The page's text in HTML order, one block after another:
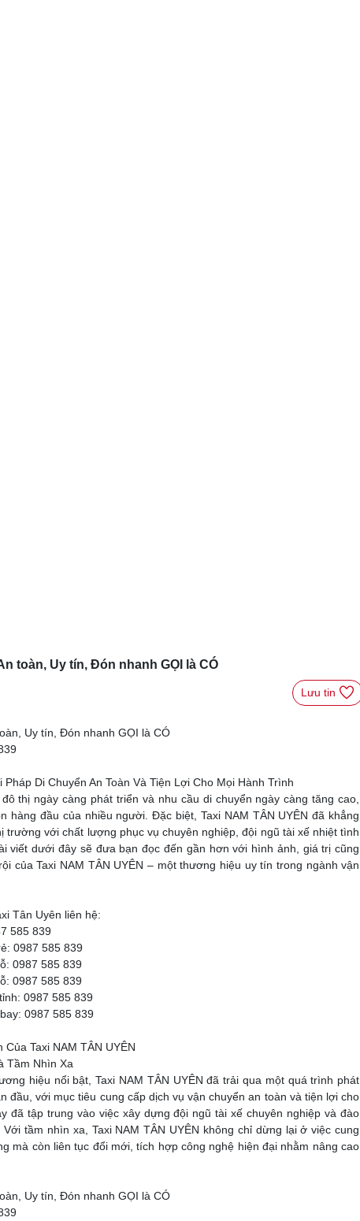
toàn, Uy tín, Đón nhanh GỌI là CÓ
Uy tín, Đón nhanh GỌI là CÓ
Pháp Di Chuyển An Toàn Và Tiện Lợi Cho Mọi Hành Trình
thị ngày càng phát triển và nhu cầu di chuyển ngày càng tăng cao,
hàng đầu của nhiều người. Đặc biệt, Taxi NAM TÂN UYÊN đã khẳng
trường với chất lượng phục vụ chuyên nghiệp, đội ngũ tài xế nhiệt tình
viết dưới đây sẽ đưa bạn đọc đến gần hơn với hình ảnh, giá trị cũng
của Taxi NAM TÂN UYÊN – một thương hiệu uy tín trong ngành vận
Tân Uyên liên hệ:
585 839
0987 585 839
0987 585 839
0987 585 839
0987 585 839
0987 585 839
Taxi NAM TÂN UYÊN
Tầm Nhìn Xa
hiệu nổi bật, Taxi NAM TÂN UYÊN đã trải qua một quá trình phát
đầu, với mục tiêu cung cấp dịch vụ vận chuyển an toàn và tiện lợi cho
đã tập trung vào việc xây dựng đội ngũ tài xế chuyên nghiệp và đào
tầm nhìn xa, Taxi NAM TÂN UYÊN không chỉ dừng lại ở việc cung
mà còn liên tục đổi mới, tích hợp công nghệ hiện đại nhằm nâng cao
Uy tín, Đón nhanh GỌI là CÓ